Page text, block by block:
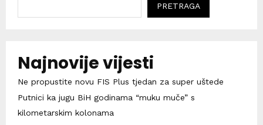
PRETRAGA
Najnovije vijesti
Ne propustite novu FIS Plus tjedan za super uštede
Putnici ka jugu BiH godinama “muku muče” s
kilometarskim kolonama